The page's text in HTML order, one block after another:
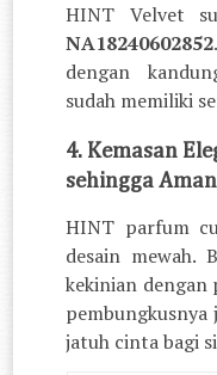
HINT Velvet
NA18240602852
dengan
sudah memiliki
4. Kemasan
sehingga
HINT parfum
desain mewah.
kekinian dengan
jatuh cinta bagi